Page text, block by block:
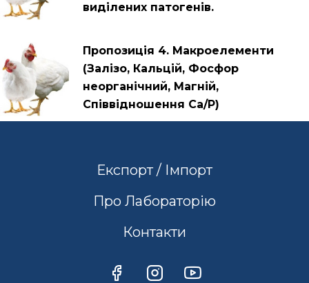
виділених патогенів.
Пропозиція 4. Макроелементи
(Залізо, Кальцій, Фосфор
неорганічний, Магній,
Співвідношення Са/Р)
Експорт / Імпорт
Про Лабораторію
Контакти